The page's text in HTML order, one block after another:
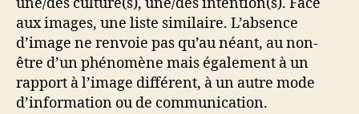
une/des culture(s), une/des intention(s). Face
aux images, une liste similaire. L’absence
d’image ne renvoie pas qu’au néant, au non-
être d’un phénomène mais également à un
rapport à l’image différent, à un autre mode
d’information ou de communication.